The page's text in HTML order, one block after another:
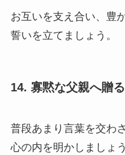
お互いを支え合い、豊
誓いを立てましょう。
14. 寡黙な父親へ贈
普段あまり言葉を交わ
心の内を明かしましょう